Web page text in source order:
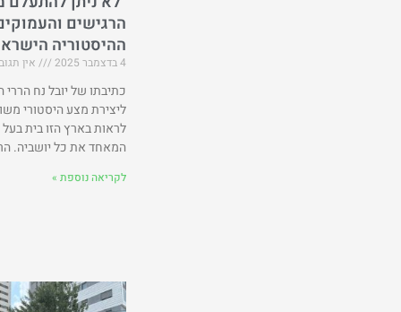
הרגישים
ההיסטוריה
4 בדצמבר 2025 אין
כתיבתו של יובל נח
ליצירת מצע היסטורי
לראות בארץ הזו בית
המאחד את כל יושביה.
לקריאה נוספת »